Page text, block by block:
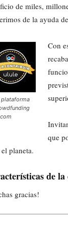
de miles,
de la ayuda
plataforma
Con
que
planeta.
de la
gracias!